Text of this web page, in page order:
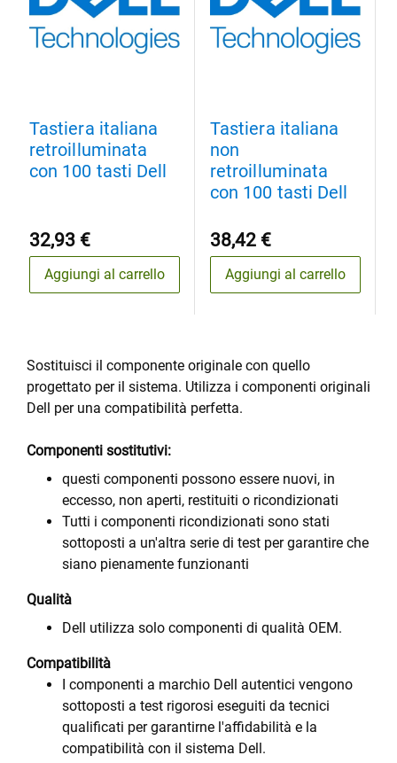
Tastiera italiana
retroilluminata
con 100 tasti Dell
32,93 €
Aggiungi al carrello
Tastiera italiana
non
retroilluminata
con 100 tasti Dell
38,42 €
Aggiungi al carrello
Sostituisci il componente originale con quello
progettato per il sistema. Utilizza i componenti originali
Dell per una compatibilità perfetta.
Componenti sostitutivi:
questi componenti possono essere nuovi, in
eccesso, non aperti, restituiti o ricondizionati
Tutti i componenti ricondizionati sono stati
sottoposti a un'altra serie di test per garantire che
siano pienamente funzionanti
Qualità
Dell utilizza solo componenti di qualità OEM.
Compatibilità
I componenti a marchio Dell autentici vengono
sottoposti a test rigorosi eseguiti da tecnici
qualificati per garantirne l'affidabilità e la
compatibilità con il sistema Dell.